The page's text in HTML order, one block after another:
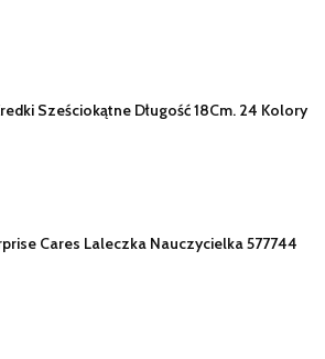
Sześciokątne Długość 18Cm. 24 Kolory
Cares Laleczka Nauczycielka 577744